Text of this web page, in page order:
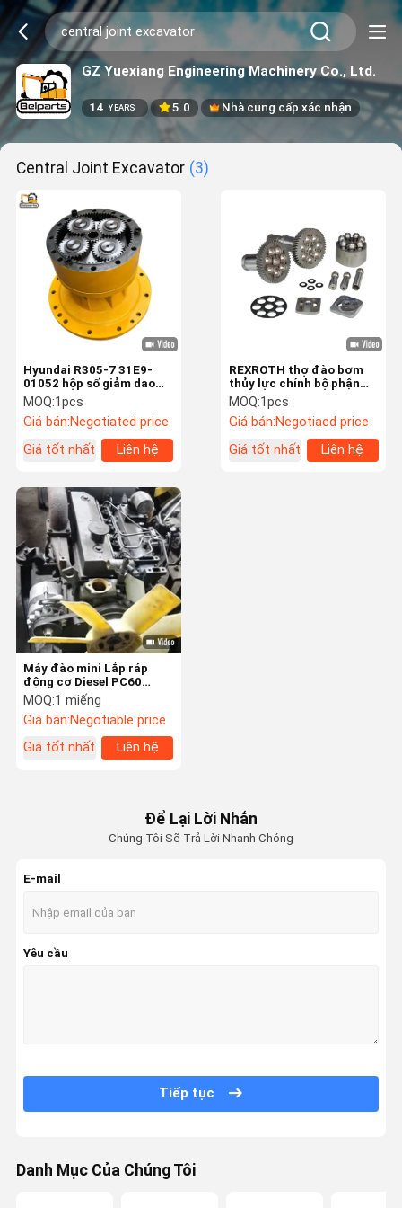
GZ Yuexiang Engineering Machinery Co., Ltd.
14 YEARS 5.0 Nhà cung cấp xác nhận
Central Joint Excavator (3)
Hyundai R305-7 31E9-
01052 hộp số giảm dao
động thủy lực cho các bộ
phận máy đào
MOQ:1pcs
Giá bán:Negotiated price
Giá tốt nhất
Liên hệ
REXROTH thợ đào bơm
thủy lực chính bộ phận
thợ đào cho A7VO55
MOQ:1pcs
Giá bán:Negotiaed price
Giá tốt nhất
Liên hệ
Máy đào mini Lắp ráp
động cơ Diesel PC60
4D95L-1GG cho Komatsu
Second Hand
MOQ:1 miếng
Giá bán:Negotiable price
Giá tốt nhất
Liên hệ
Để Lại Lời Nhắn
Chúng Tôi Sẽ Trả Lời Nhanh Chóng
E-mail
Yêu cầu
Tiếp tục
Danh Mục Của Chúng Tôi